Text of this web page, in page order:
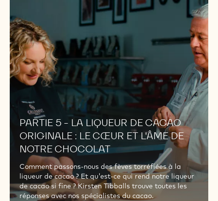
PARTIE 5 - LA LIQUEUR DE CACAO
ORIGINALE : LE CŒUR ET L'ÂME DE
NOTRE CHOCOLAT
Comment passons-nous des fèves torréfiées à la
liqueur de cacao ? Et qu'est-ce qui rend notre liqueur
de cacao si fine ? Kirsten Tibballs trouve toutes les
réponses avec nos spécialistes du cacao.
LA
LIQUEUR
DE
CACAO
ORIGINALE
:
CŒUR
L'ÂME
DE
NOTRE
CHOCOLAT